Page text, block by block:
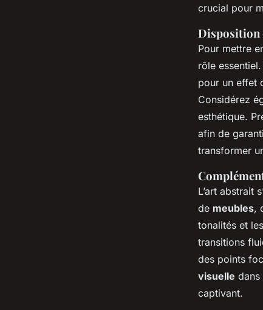
crucial pour
Disposition
Pour mettre
rôle
pour un effet
Considérez
esthétique.
afin de
transformer
L’art abstrait
de meubles,
tonalités et
transitions
des points
visuelle dans
captivant.